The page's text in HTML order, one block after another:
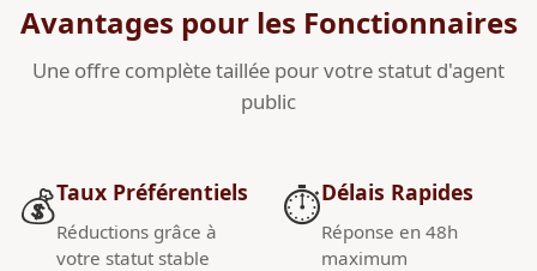
Avantages pour les Fonctionnaires
Une offre complète taillée pour votre statut d'agent
public
💰Taux Préférentiels
Réductions grâce à
votre statut stable
⏱️Délais Rapides
Réponse en 48h
maximum